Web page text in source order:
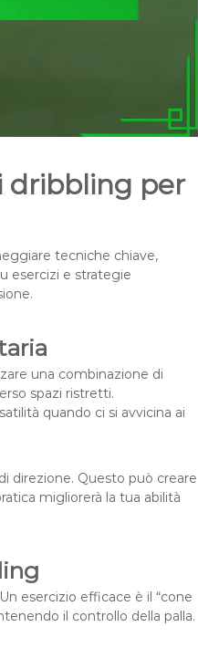
dribbling per
tecniche chiave,
esercizi e strategie
una combinazione di
spazi ristretti.
quando ci si avvicina ai
direzione. Questo può creare
migliorerà la tua abilità
esercizio efficace è il “cone
il controllo della palla.